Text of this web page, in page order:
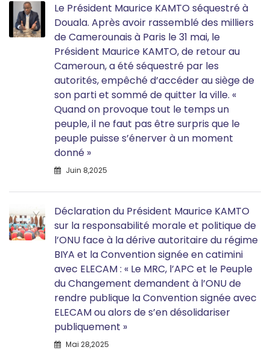
Le Président Maurice KAMTO séquestré à
Douala. Après avoir rassemblé des milliers
de Camerounais à Paris le 31 mai, le
Président Maurice KAMTO, de retour au
Cameroun, a été séquestré par les
autorités, empêché d’accéder au siège de
son parti et sommé de quitter la ville. «
Quand on provoque tout le temps un
peuple, il ne faut pas être surpris que le
peuple puisse s’énerver à un moment
donné »
Juin 8,2025
Déclaration du Président Maurice KAMTO
sur la responsabilité morale et politique de
l’ONU face à la dérive autoritaire du régime
BIYA et la Convention signée en catimini
avec ELECAM : « Le MRC, l’APC et le Peuple
du Changement demandent à l’ONU de
rendre publique la Convention signée avec
ELECAM ou alors de s’en désolidariser
publiquement »
Mai 28,2025